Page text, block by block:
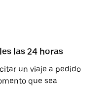
las 24 horas
un viaje a pedido
que sea